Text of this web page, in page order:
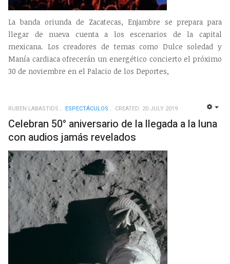
La banda oriunda de Zacatecas, Enjambre se prepara para
llegar de nueva cuenta a los escenarios de la capital
mexicana. Los creadores de temas como Dulce soledad y
Manía cardiaca ofrecerán un energético concierto el próximo
30 de noviembre en el Palacio de los Deportes,
RUBEN LABASTIDS ESPECTÁCULOS CREATED: 20 JULY 2019
Celebran 50° aniversario de la llegada a la luna
con audios jamás revelados